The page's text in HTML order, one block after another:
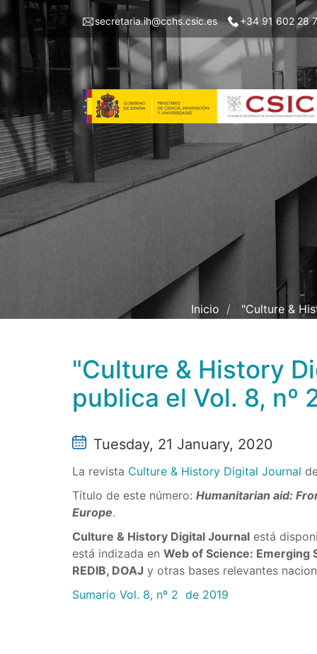
main
content
Menu
left
IH
secretaria.ih@cchs.csic.es +34 91 602 28
Inicio "Culture &
"Culture & History
publica el Vol. 8, nº
Tuesday, 21 January, 2020
La revista Culture & History Digital Journal
Título de este número: Humanitarian aid:
Europe.
Culture & History Digital Journal está
está indizada en Web of Science: Emerging
REDIB, DOAJ y otras bases relevantes
Sumario Vol. 8, nº 2 de 2019